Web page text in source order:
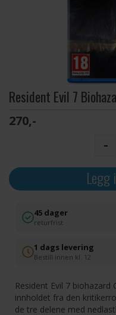
Resident Evil 7
270,-
-
Legg
45 dager
returfrist
1 dags levering
Bestill innen kl. 12
Resident Evil 7 biohazard
innholdet fra den
de tre delene med